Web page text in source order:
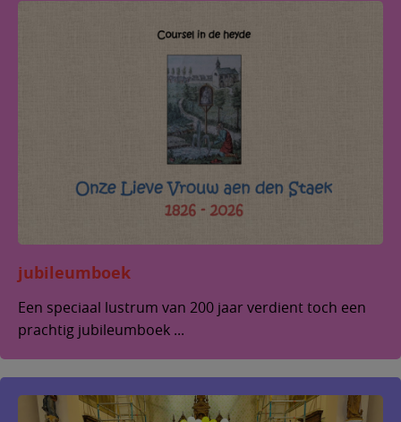
jubileumboek
Een speciaal lustrum van 200 jaar verdient toch een
prachtig jubileumboek ...